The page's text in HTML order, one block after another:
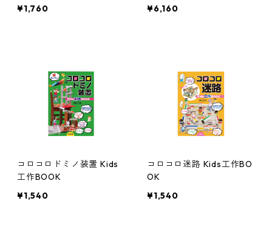
¥1,760
¥6,160
コロコロドミノ装置 Kids
工作BOOK
¥1,540
コロコロ迷路 Kids工作BO
OK
¥1,540